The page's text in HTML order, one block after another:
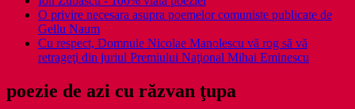
O privire necesara asupra poemelor comuniste publicate de
Gellu Naum
Cu respect, Domnule Nicolae Manolescu vă rog să vă
retrageţi din juriul Premiului Naţional Mihai Eminescu
poezie de azi cu răzvan ţupa